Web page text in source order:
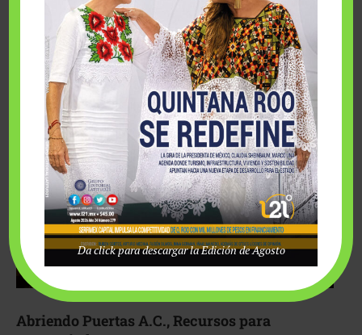
Fairmont Mayakoba y Make-A-Wish México unieron
esfuerzos para hacer realidad el deseo de una …
Abriendo Puertas A.C., Recursos para
Da click para descargar la Edición de Agosto